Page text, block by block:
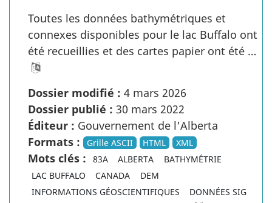
Toutes les données bathymétriques et
connexes disponibles pour le lac Buffalo ont
été recueillies et des cartes papier ont été …
Dossier modifié : 4 mars 2026
Dossier publié : 30 mars 2022
Éditeur : Gouvernement de l'Alberta
Formats :
Grille ASCII HTML XML
Mots clés : 83A ALBERTA
BATHYMÉTRIE
LAC BUFFALO
CANADA
DEM
INFORMATIONS GÉOSCIENTIFIQUES
DONNÉES SIG